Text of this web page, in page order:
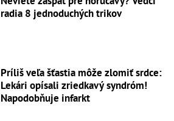
radia 8 jednoduchých trikov
Príliš veľa šťastia môže zlomiť srdce:
Lekári opísali zriedkavý syndróm!
Napodobňuje infarkt